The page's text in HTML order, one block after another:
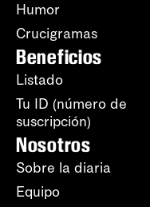
Humor
Crucigramas
Beneficios
Listado
Tu ID (número de
suscripción)
Nosotros
Sobre la diaria
Equipo